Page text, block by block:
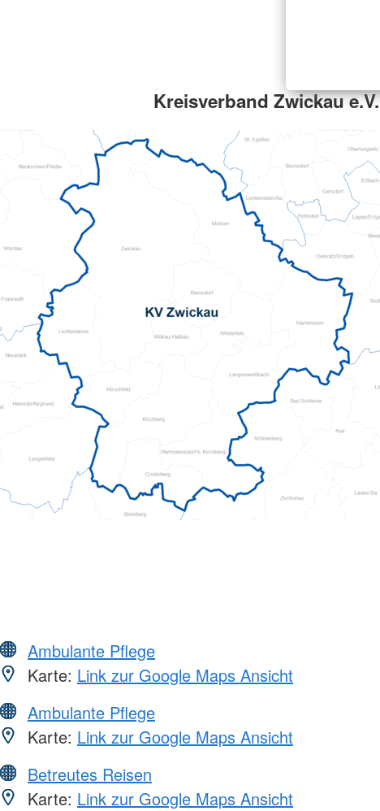
Kreisverband Zwickau e.V.
Ambulante Pflege
Karte: Link zur Google Maps Ansicht
Ambulante Pflege
Karte: Link zur Google Maps Ansicht
Betreutes Reisen
Karte: Link zur Google Maps Ansicht